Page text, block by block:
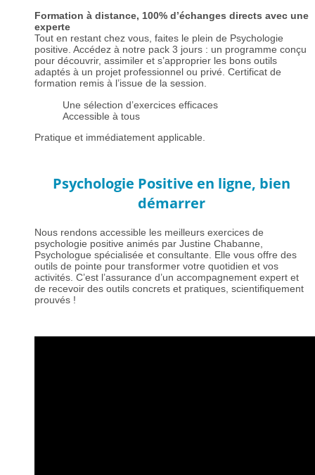
Formation à distance, 100% d’échanges directs avec une
experte
Tout en restant chez vous, faites le plein de Psychologie
positive. Accédez à notre pack 3 jours : un programme conçu
pour découvrir, assimiler et s’approprier les bons outils
adaptés à un projet professionnel ou privé. Certificat de
formation remis à l’issue de la session.
Une sélection d’exercices efficaces
Accessible à tous
Pratique et immédiatement applicable.
Psychologie Positive en ligne, bien
démarrer
Nous rendons accessible les meilleurs exercices de
psychologie positive animés par Justine Chabanne,
Psychologue spécialisée et consultante. Elle vous offre des
outils de pointe pour transformer votre quotidien et vos
activités. C’est l’assurance d’un accompagnement expert et
de recevoir des outils concrets et pratiques, scientifiquement
prouvés !